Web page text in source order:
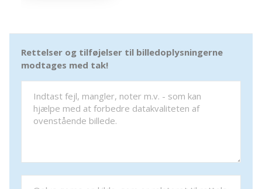
Rettelser og tilføjelser til billedoplysningerne
modtages med tak!